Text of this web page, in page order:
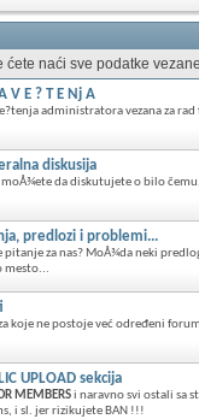
ćete naći sve podatke
V E ? T E Nj A
administratora vezana za
diskusija
moÅ¾ete da diskutujete o bilo
predlozi i problemi...
pitanje za nas? MoÅ¾da neki
mesto...
koje ne postoje već određeni
UPLOAD sekcija
MEMBERSi naravno svi ostali sa
i sl. jer rizikujete BAN !!!